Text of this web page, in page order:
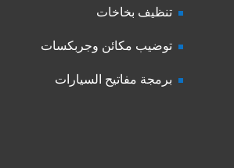
تنظيف بخاخات
توضيب مكائن وجربكسات
برمجة مفاتيح السيارات